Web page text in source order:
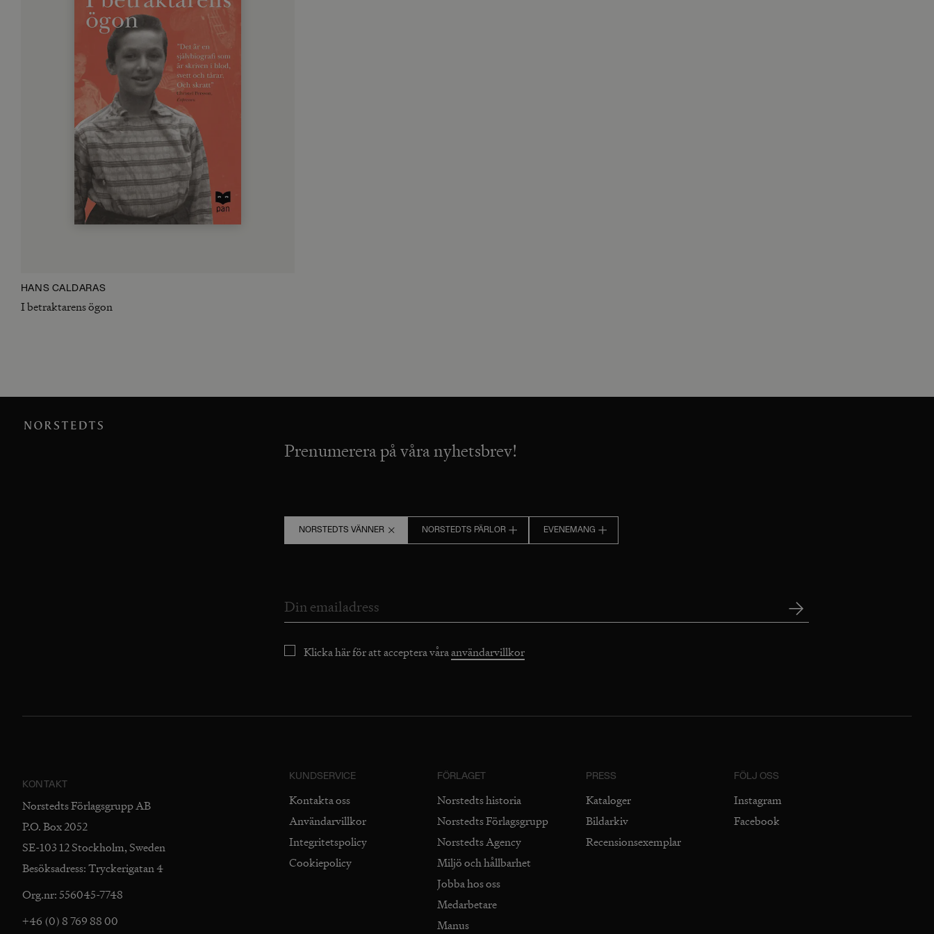
HANS CALDARAS
I betraktarens ögon
Prenumerera på våra nyhetsbrev!
NORSTEDTS VÄNNER NORSTEDTS PÄRLOR EVENEMANG
Klicka här för att acceptera våraanvändarvillkor
KONTAKT
Norstedts Förlagsgrupp AB
P.O. Box 2052
SE-103 12 Stockholm, Sweden
Besöksadress: Tryckerigatan 4
Org.nr: 556045-7748
+46 (0) 8 769 88 00
KUNDSERVICE
Kontakta oss
Användarvillkor
Integritetspolicy
Cookiepolicy
FÖRLAGET
Norstedts historia
Norstedts Förlagsgrupp
Norstedts Agency
Miljö och hållbarhet
Jobba hos oss
Medarbetare
Manus
PRESS
Kataloger
Bildarkiv
Recensionsexemplar
FÖLJ OSS
Instagram
Facebook